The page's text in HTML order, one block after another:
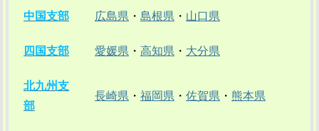
中国支部 広島県 ・ 島根県 ・ 山口県
四国支部 愛媛県 ・ 高知県 ・ 大分県
北九州支
部
長崎県 ・ 福岡県 ・ 佐賀県 ・ 熊本県